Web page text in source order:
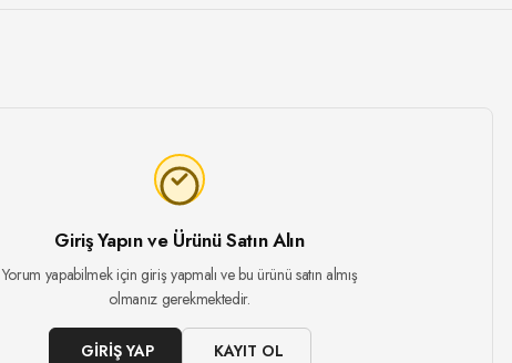
Giriş Yapın ve Ürünü Satın Alın
Yorum yapabilmek için giriş yapmalı ve bu ürünü satın almış
olmanız gerekmektedir.
GIRIŞ YAP KAYIT OL